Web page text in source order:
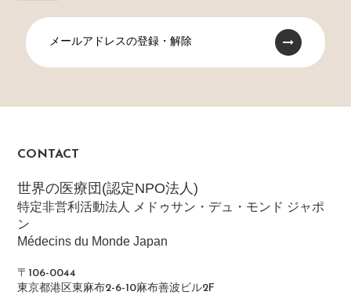
メールアドレスの登録・解除
CONTACT
世界の医療団(認定NPO法人)
特定非営利活動法人 メドゥサン・デュ・モンド ジャポ
ン
Médecins du Monde Japan
〒106-0044
東京都港区東麻布2-6-10麻布善波ビル2F